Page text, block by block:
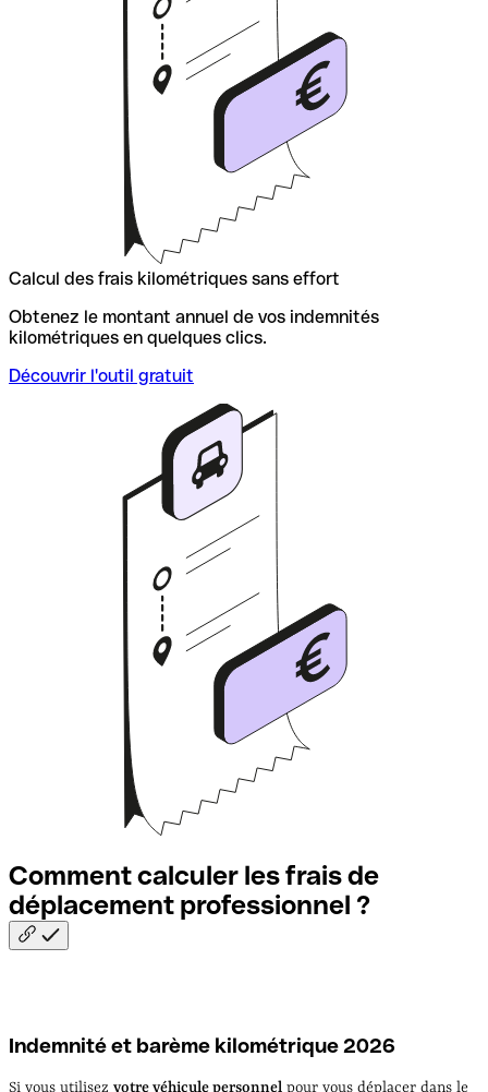
Calcul des frais kilométriques sans effort
Obtenez le montant annuel de vos indemnités
kilométriques en quelques clics.
Découvrir l'outil gratuit
Comment calculer les frais de
déplacement professionnel ?
Indemnité et barème kilométrique 2026
Si vous utilisez votre véhicule personnel pour vous déplacer dans le